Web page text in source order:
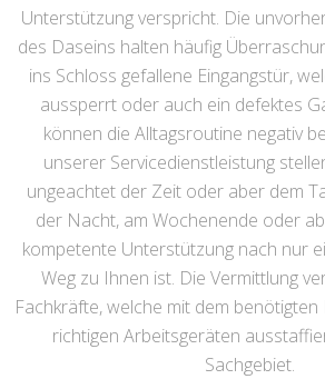
Unterstützung verspricht. Die
des Daseins halten häufig
ins Schloss gefallene Eingangstür,
aussperrt oder auch ein defektes
können die Alltagsroutine negativ
unserer Servicedienstleistung
ungeachtet der Zeit oder aber dem
der Nacht, am Wochenende oder
kompetente Unterstützung nach nur
Weg zu Ihnen ist. Die Vermittlung
Fachkräfte, welche mit dem
richtigen Arbeitsgeräten
Sachgebiet.